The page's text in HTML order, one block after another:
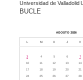
Universidad de Valladolid
BUCLE
AGOSTO 2026
L M X J V
3
4 5 6 7
10
11 12 13 14
17
18 19 20 21
24
25 26 27 28